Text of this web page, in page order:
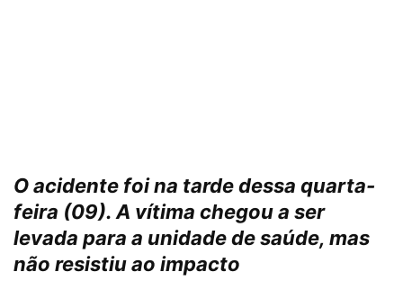
O acidente foi na tarde dessa quarta-
feira (09). A vítima chegou a ser
levada para a unidade de saúde, mas
não resistiu ao impacto